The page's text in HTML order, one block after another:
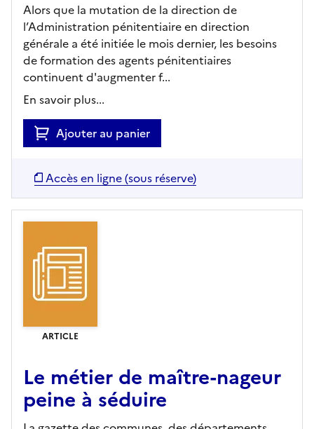
Alors que la mutation de la direction de
l’Administration pénitentiaire en direction
générale a été initiée le mois dernier, les besoins
de formation des agents pénitentiaires
continuent d'augmenter f...
En savoir plus...
Ajouter au panier
Accès en ligne (sous réserve)
ARTICLE
Le métier de maître-nageur
peine à séduire